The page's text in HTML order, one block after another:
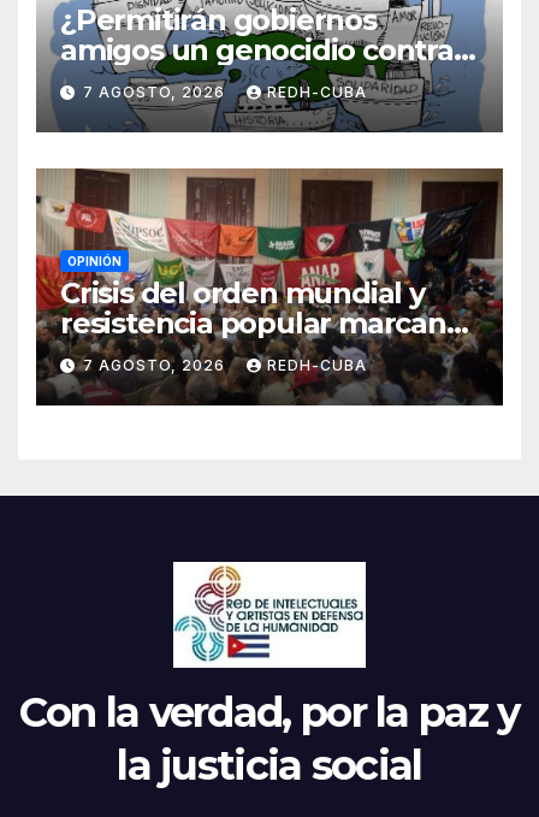
¿Permitirán gobiernos
amigos un genocidio contra
Cuba? Por Hedelberto López
Blanch
7 AGOSTO, 2026 REDH-CUBA
OPINIÓN
Crisis del orden mundial y
resistencia popular marcan
el inicio de la IV Asamblea
Continental de ALBA
Movimientos en Cuba
7 AGOSTO, 2026 REDH-CUBA
Con la verdad, por la paz y
la justicia social